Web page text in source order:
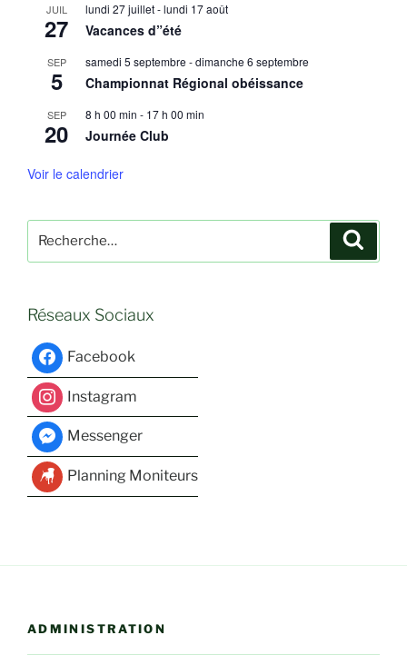
JUIL
27
lundi 27 juillet-lundi 17 août
Vacances d”été
SEP
5
samedi 5 septembre -dimanche 6 septembre
Championnat Régional obéissance
SEP
20
8 h 00 min - 17 h 00 min
Journée Club
Voir le calendrier
pour
Réseaux Sociaux
Facebook
Instagram
Messenger
Planning Moniteurs
ADMINISTRATION